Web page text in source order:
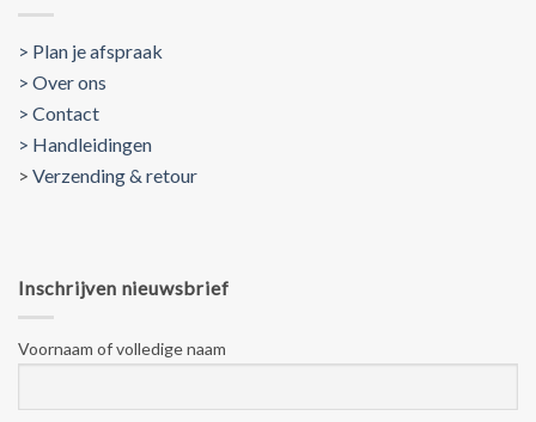
> Plan je afspraak
> Over ons
> Contact
> Handleidingen
> Verzending & retour
Inschrijven nieuwsbrief
Voornaam of volledige naam